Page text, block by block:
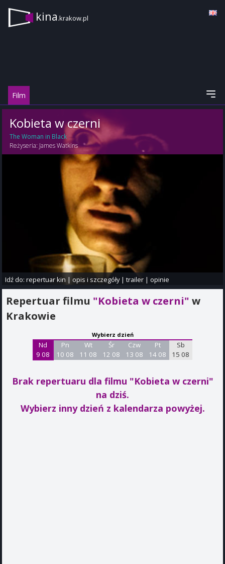
kina.krakow.pl
Film
Kobieta w czerni
The Woman in Black
Reżyseria: James Watkins
Idź do:repertuar kin |opis i szczegóły|trailer |opinie
Repertuar filmu "Kobieta w czerni" w
Krakowie
Wybierz dzień
Nd
9 08
Pn
10 08
Wt
11 08
Śr
12 08
Czw
13 08
Pt
14 08
Sb
15 08
Brak repertuaru dla filmu "Kobieta w czerni"
na dziś.
Wybierz inny dzień z kalendarza powyżej.